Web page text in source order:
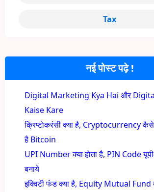
नई पोस्ट पढ़े !
Digital Marketing Kya Hai और
Kaise Kare
क्रिप्टोकरंसी क्या है, Cryptocurrency कैसे
है Bitcoin
UPI Number क्या होता है, PIN Code
बनाये
इक्विटी फंड क्या है, Equity Mutual Fund
Tax